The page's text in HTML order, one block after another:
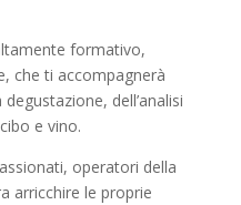
formativo,
che ti accompagnerà
dell’analisi
e vino.
operatori della
arricchire le proprie